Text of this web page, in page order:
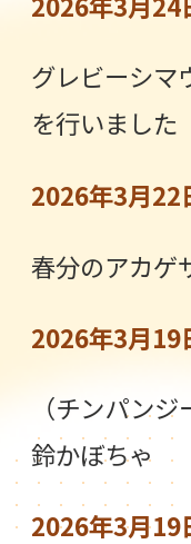
グレビーシマ
を行いました
2026年3月22
春分のアカゲ
2026年3月19
（チンパン
鈴かぼちゃ
2026年3月19